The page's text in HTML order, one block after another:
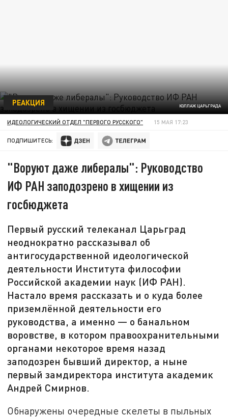
КОЛЛАЖ ЦАРЬГРАДА
РЕАКЦИЯ
ИДЕОЛОГИЧЕСКИЙ ОТДЕЛ "ПЕРВОГО РУССКОГО" 15 МАЯ 17:23
ПОДПИШИТЕСЬ:
"Воруют даже либералы": Руководство
ИФ РАН заподозрено в хищении из
госбюджета
Первый русский телеканал Царьград
неоднократно рассказывал об
антигосударственной идеологической
деятельности Института философии
Российской академии наук (ИФ РАН).
Настало время рассказать и о куда более
приземлённой деятельности его
руководства, а именно — о банальном
воровстве, в котором правоохранительными
органами некоторое время назад
заподозрен бывший директор, а ныне
первый замдиректора института академик
Андрей Смирнов.
Обнаружены очередные скелеты в пыльных